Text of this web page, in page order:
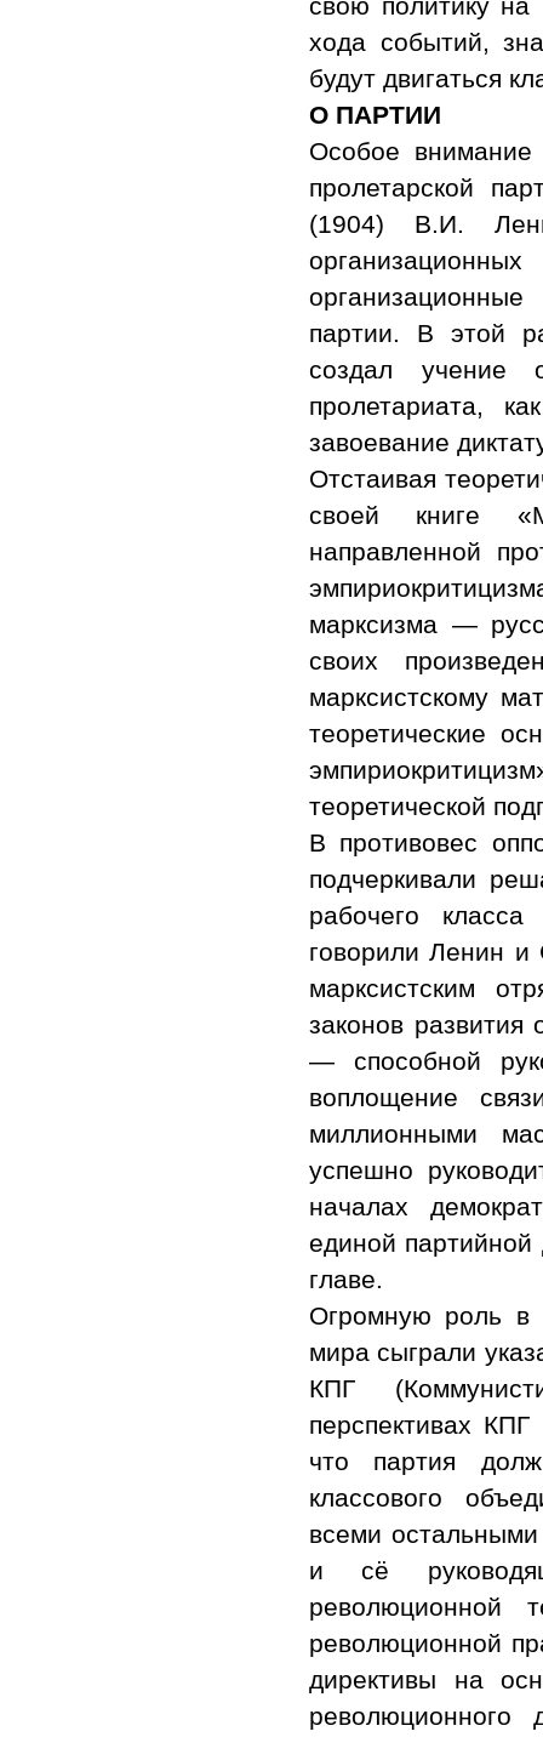
хода событий,
будут двигаться
О ПАРТИИ
Особое
пролетарской
(1904) В.И.
партии. В этой
создал учение
пролетариата,
завоевание
Отстаивая
своей книге
направленной
марксизма —
своих
марксистскому
теоретические
теоретической
В противовес
подчеркивали
рабочего
говорили Ленин
марксистским
законов развития
— способной
воплощение
миллионными
успешно
началах
единой
главе.
Огромную роль в
мира сыграли
КПГ
перспективах
что партия
классового
всеми
и сё
революционной
революционной
директивы на
революционного